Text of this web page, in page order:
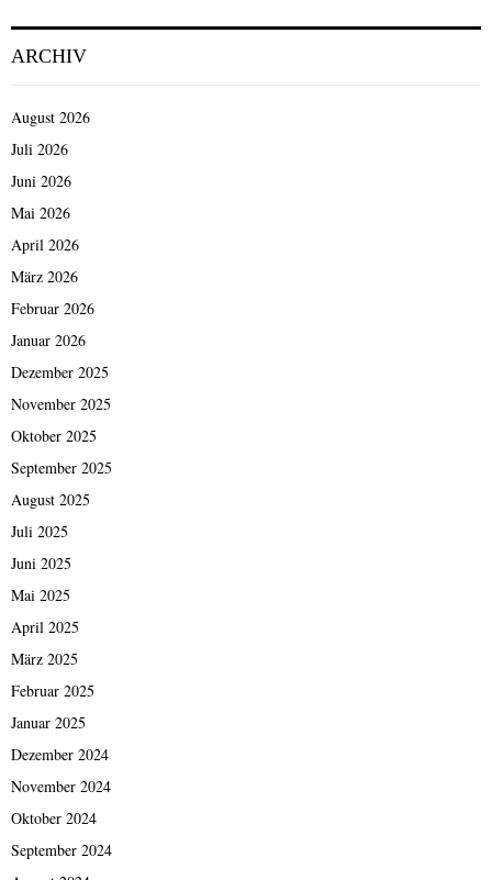
ARCHIV
August 2026
Juli 2026
Juni 2026
Mai 2026
April 2026
März 2026
Februar 2026
Januar 2026
Dezember 2025
November 2025
Oktober 2025
September 2025
August 2025
Juli 2025
Juni 2025
Mai 2025
April 2025
März 2025
Februar 2025
Januar 2025
Dezember 2024
November 2024
Oktober 2024
September 2024